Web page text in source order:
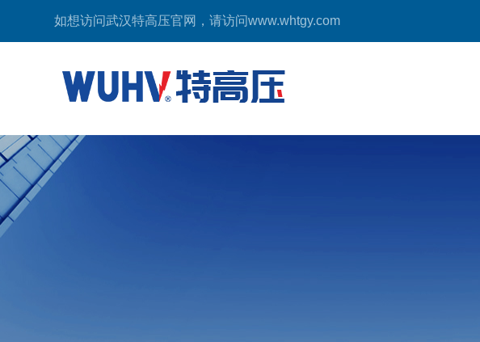
如想访问武汉特高压官网，请访问www.whtgy.com